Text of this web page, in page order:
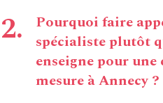
Pourquoi faire
spécialiste plutôt
enseigne pour
mesure à Annecy ?